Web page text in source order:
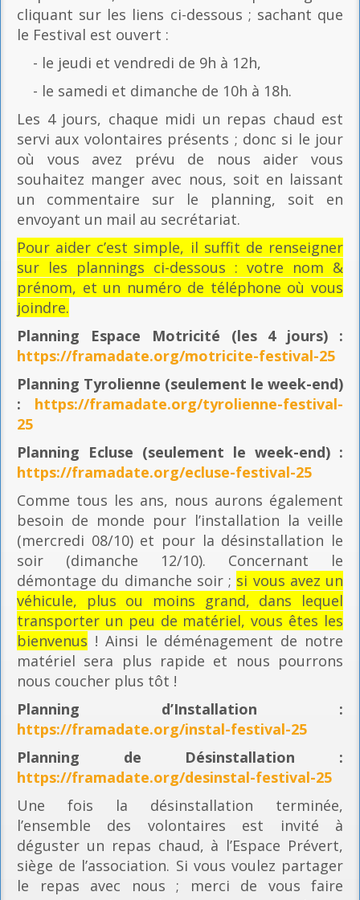
cliquant sur les liens ci-dessous ; sachant que
le Festival est ouvert :
- le jeudi et vendredi de 9h à 12h,
- le samedi et dimanche de 10h à 18h.
Les 4 jours, chaque midi un repas chaud est
servi aux volontaires présents ; donc si le jour
où vous avez prévu de nous aider vous
souhaitez manger avec nous, soit en laissant
un commentaire sur le planning, soit en
envoyant un mail au secrétariat.
Pour aider c’est simple, il suffit de renseigner
sur les plannings ci-dessous : votre nom &
prénom, et un numéro de téléphone où vous
joindre.
Planning Espace Motricité (les 4 jours) :
https://framadate.org/motricite-festival-25
Planning Tyrolienne (seulement le week-end)
: https://framadate.org/tyrolienne-festival-
25
Planning Ecluse (seulement le week-end) :
https://framadate.org/ecluse-festival-25
Comme tous les ans, nous aurons également
besoin de monde pour l’installation la veille
(mercredi 08/10) et pour la désinstallation le
soir (dimanche 12/10). Concernant le
démontage du dimanche soir ; si vous avez un
véhicule, plus ou moins grand, dans lequel
transporter un peu de matériel, vous êtes les
bienvenus ! Ainsi le déménagement de notre
matériel sera plus rapide et nous pourrons
nous coucher plus tôt !
Planning d’Installation :
https://framadate.org/instal-festival-25
Planning de Désinstallation :
https://framadate.org/desinstal-festival-25
Une fois la désinstallation terminée,
l’ensemble des volontaires est invité à
déguster un repas chaud, à l’Espace Prévert,
siège de l’association. Si vous voulez partager
le repas avec nous ; merci de vous faire